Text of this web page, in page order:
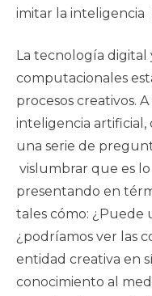
imitar la inteligencia
La tecnología digital
computacionales
procesos creativos.
inteligencia
una serie de
vislumbrar que es
presentando en
tales cómo: ¿Puede
¿podríamos ver las
entidad creativa en
conocimiento al